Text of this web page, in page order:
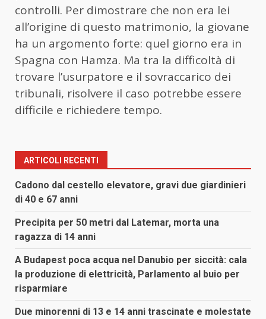
controlli. Per dimostrare che non era lei
all’origine di questo matrimonio, la giovane
ha un argomento forte: quel giorno era in
Spagna con Hamza. Ma tra la difficoltà di
trovare l’usurpatore e il sovraccarico dei
tribunali, risolvere il caso potrebbe essere
difficile e richiedere tempo.
ARTICOLI RECENTI
Cadono dal cestello elevatore, gravi due giardinieri
di 40 e 67 anni
Precipita per 50 metri dal Latemar, morta una
ragazza di 14 anni
A Budapest poca acqua nel Danubio per siccità: cala
la produzione di elettricità, Parlamento al buio per
risparmiare
Due minorenni di 13 e 14 anni trascinate e molestate